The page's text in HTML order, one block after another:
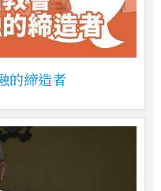
的締造者